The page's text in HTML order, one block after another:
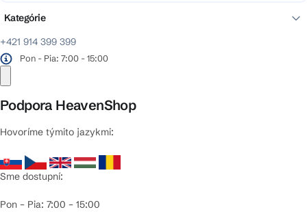
+421 914 399 399
Pon - Pia: 7:00 - 15:00
Podpora HeavenShop
Hovoríme týmito jazykmi:
Sme dostupní:
Pon – Pia: 7:00 – 15:00
Kategórie